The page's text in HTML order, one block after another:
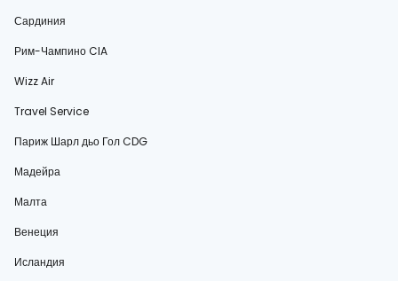
Сардиния
Рим-Чампино CIA
Wizz Air
Travel Service
Париж Шарл дьо Гол CDG
Мадейра
Малта
Венеция
Исландия